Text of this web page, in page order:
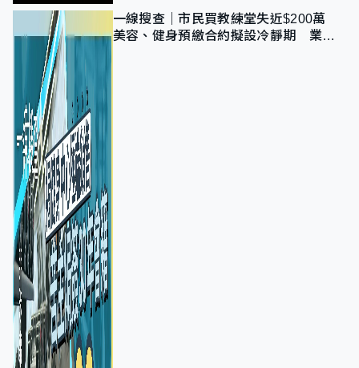
一線搜查｜市民買教練堂失近$200萬
美容、健身預繳合約擬設冷靜期 業界